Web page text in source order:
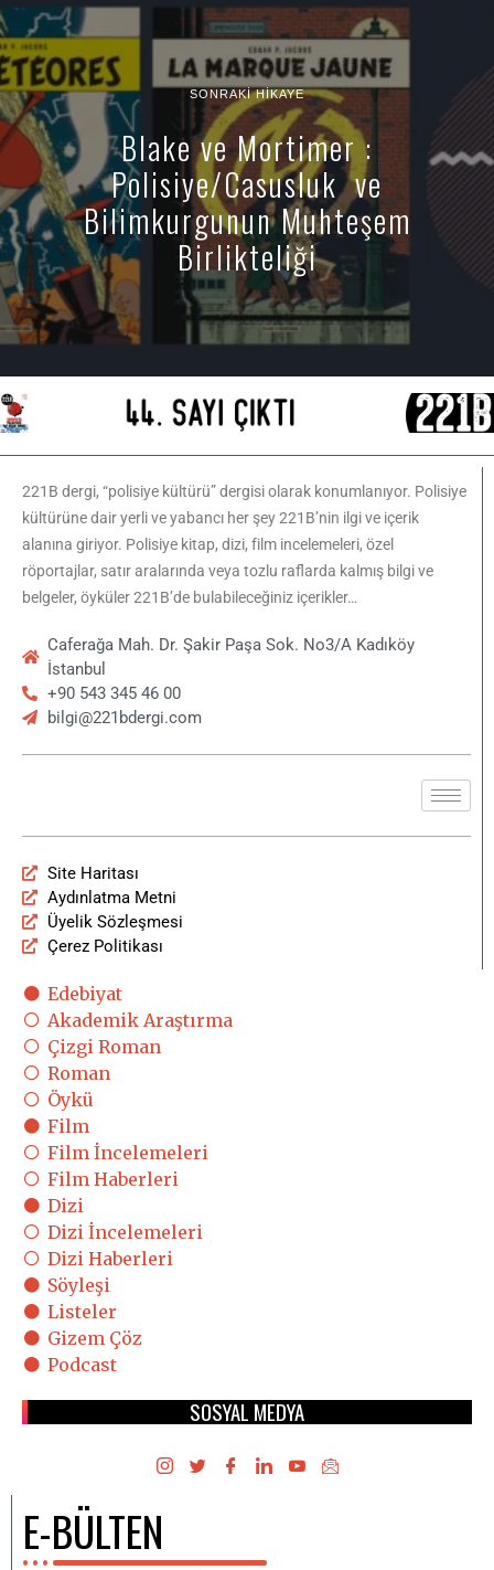
SONRAKI HIKAYE
Blake ve Mortimer :
Polisiye/Casusluk ve
Bilimkurgunun Muhteşem
Birlikteliği
221B dergi, “polisiye kültürü” dergisi olarak konumlanıyor. Polisiye
kültürüne dair yerli ve yabancı her şey 221B’nin ilgi ve içerik
alanına giriyor. Polisiye kitap, dizi, film incelemeleri, özel
röportajlar, satır aralarında veya tozlu raflarda kalmış bilgi ve
belgeler, öyküler 221B’de bulabileceğiniz içerikler…
Caferağa Mah. Dr. Şakir Paşa Sok. No3/A Kadıköy
İstanbul
+90 543 345 46 00
bilgi@221bdergi.com
Site Haritası
Aydınlatma Metni
Üyelik Sözleşmesi
Çerez Politikası
Edebiyat
Akademik Araştırma
Çizgi Roman
Roman
Öykü
Film
Film İncelemeleri
Film Haberleri
Dizi
Dizi İncelemeleri
Dizi Haberleri
Söyleşi
Listeler
Gizem Çöz
Podcast
SOSYAL MEDYA
E-BÜLTEN